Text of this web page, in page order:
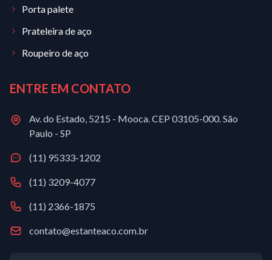
Porta palete
Prateleira de aço
Roupeiro de aço
ENTRE EM CONTATO
Av. do Estado, 5215 - Mooca. CEP 03105-000. São
Paulo - SP
(11) 95333-1202
(11) 3209-4077
(11) 2366-1875
contato@estanteaco.com.br